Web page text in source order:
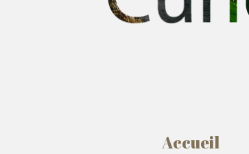
Accueil